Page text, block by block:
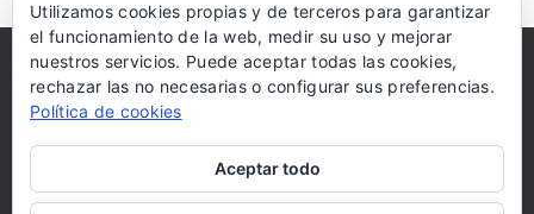
AMAZON COOKIES AYUDA
DISCLAIMER
RECIBE LAS RECETAS EN TU MAIL
Utilizamos cookies propias y de terceros para garantizar
el funcionamiento de la web, medir su uso y mejorar
nuestros servicios. Puede aceptar todas las cookies,
rechazar las no necesarias o configurar sus preferencias.
Política de cookies
Aceptar todo